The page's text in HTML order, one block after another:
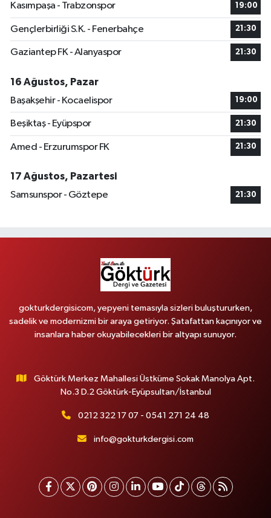
Kasımpaşa - Trabzonspor 19:00
Gençlerbirliği S.K. - Fenerbahçe 21:30
Gaziantep FK - Alanyaspor 21:30
16 Ağustos, Pazar
Başakşehir - Kocaelispor
19:00
Beşiktaş - Eyüpspor 21:30
Amed - Erzurumspor FK 21:30
17 Ağustos, Pazartesi
Samsunspor - Göztepe
21:30
gokturkdergisicom, yepyeni temasıyla sizleri buluştururken,
sadelik ve modernizmi bir araya getiriyor. Şatafattan kaçınıyor ve
insanlara haber okuyabilecekleri bir altyapı sunuyor.
Göktürk Merkez Mahallesi Üstküme Sokak Manolya Apt.
No.3 D.2 Göktürk-Eyüpsultan/İstanbul
0212 322 17 07 - 0541 271 24 48
info@gokturkdergisi.com